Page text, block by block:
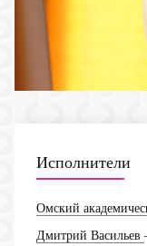
Исполнители
Омский
Дмитрий Васильев